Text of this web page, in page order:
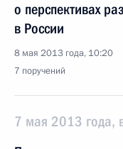
о перспективах
в России
8 мая 2013 года, 10:20
7 поручений
7 мая 2013 года,